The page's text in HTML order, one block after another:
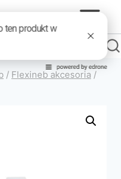
/ Flexineb akcesoria /